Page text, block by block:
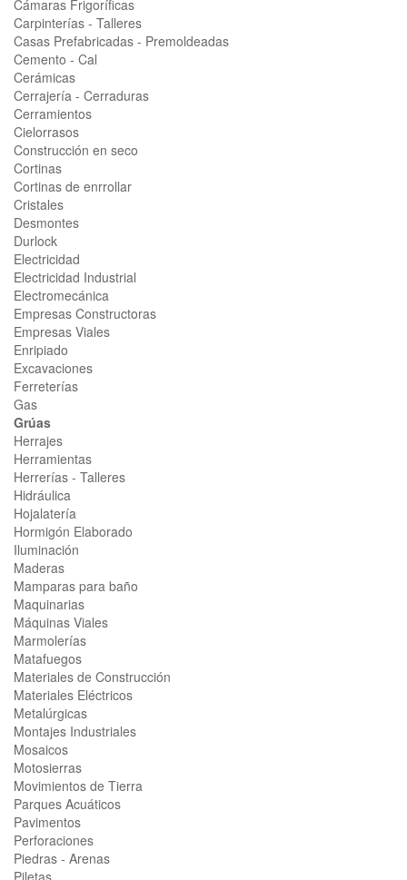
Cámaras Frigoríficas
Carpinterías - Talleres
Casas Prefabricadas - Premoldeadas
Cemento - Cal
Cerámicas
Cerrajería - Cerraduras
Cerramientos
Cielorrasos
Construcción en seco
Cortinas
Cortinas de enrrollar
Cristales
Desmontes
Durlock
Electricidad
Electricidad Industrial
Electromecánica
Empresas Constructoras
Empresas Viales
Enripiado
Excavaciones
Ferreterías
Gas
Grúas
Herrajes
Herramientas
Herrerías - Talleres
Hidráulica
Hojalatería
Hormigón Elaborado
Iluminación
Maderas
Mamparas para baño
Maquinarias
Máquinas Viales
Marmolerías
Matafuegos
Materiales de Construcción
Materiales Eléctricos
Metalúrgicas
Montajes Industriales
Mosaicos
Motosierras
Movimientos de Tierra
Parques Acuáticos
Pavimentos
Perforaciones
Piedras - Arenas
Piletas